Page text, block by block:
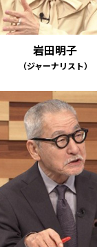
岩田明子
（ジャーナリスト）